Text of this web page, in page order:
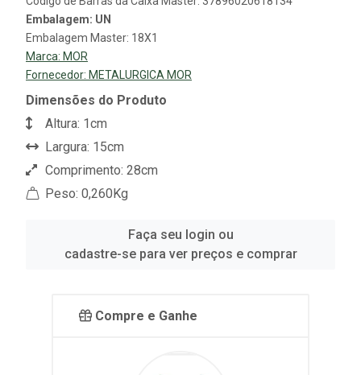
Embalagem: UN
Embalagem Master: 18X1
Marca: MOR
Fornecedor: METALURGICA MOR
Dimensões do Produto
Altura: 1cm
Largura: 15cm
Comprimento: 28cm
Peso: 0,260Kg
Faça seu login ou
cadastre-se para ver preços e comprar
Compre e Ganhe